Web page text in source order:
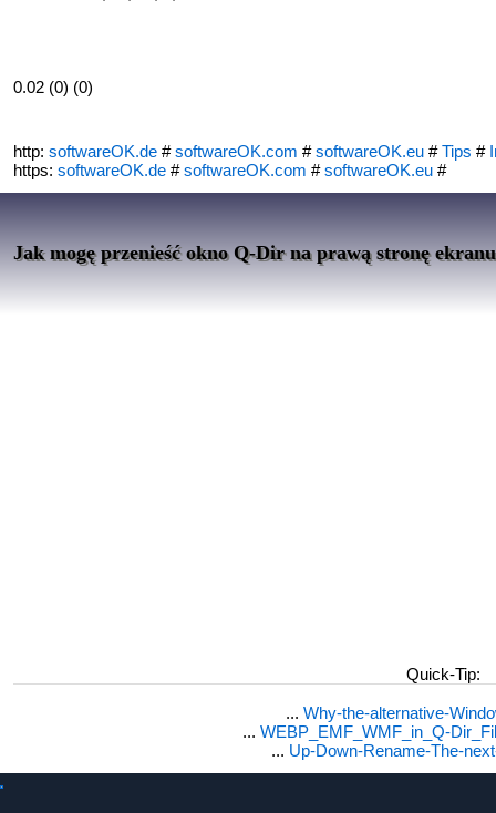
0.02 (0) (0)
http: softwareOK.de #softwareOK.com #softwareOK.eu #Tips #
https: softwareOK.de #softwareOK.com #softwareOK.eu #
Jak mogę przenieść okno Q-Dir na prawą stronę
Quick-Tip:
... Why-the-alternative-
... WEBP_EMF_WMF_in_Q-
... Up-Down-Rename-The-